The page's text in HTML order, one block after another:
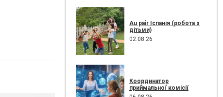
Au pair Іспанія (робота з
дітьми)
02.08.26
Координатор
приймальної комісії